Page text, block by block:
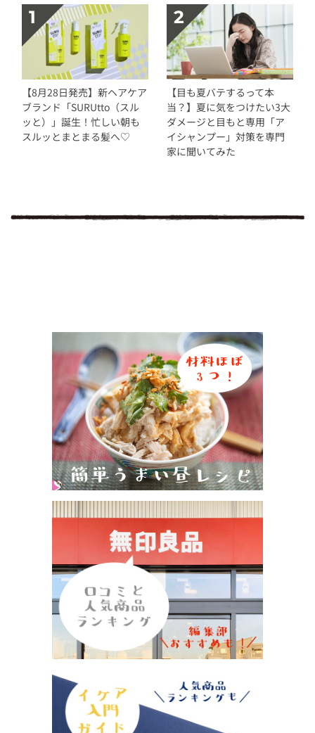
【8月28日発売】新ヘアケア
ブランド「SURUtto（スル
ッと）」誕生！忙しい朝も
スルッとまとまる髪へ♡
【目も夏バテするって本
当？】夏に気をつけたい3大
ダメージと目もと専用「ア
イシャンプー」対策を専門
家に聞いてみた